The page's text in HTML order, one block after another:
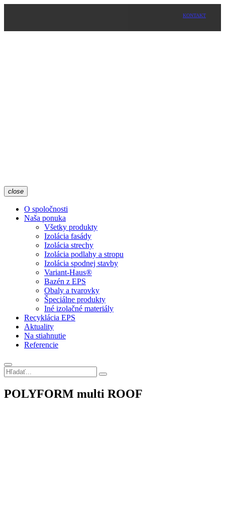
KONTAKT
close
O spoločnosti
Naša ponuka
Všetky produkty
Izolácia fasády
Izolácia strechy
Izolácia podlahy a stropu
Izolácia spodnej stavby
Variant-Haus®
Bazén z EPS
Obaly a tvarovky
Špeciálne produkty
Iné izolačné materiály
Recyklácia EPS
Aktuality
Na stiahnutie
Referencie
POLYFORM multi ROOF